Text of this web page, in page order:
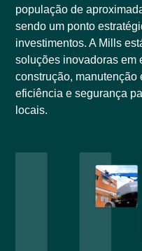
população de
sendo um ponto
investimentos. A Mills
soluções inovadoras em
construção, manutenção
eficiência e segurança
locais.